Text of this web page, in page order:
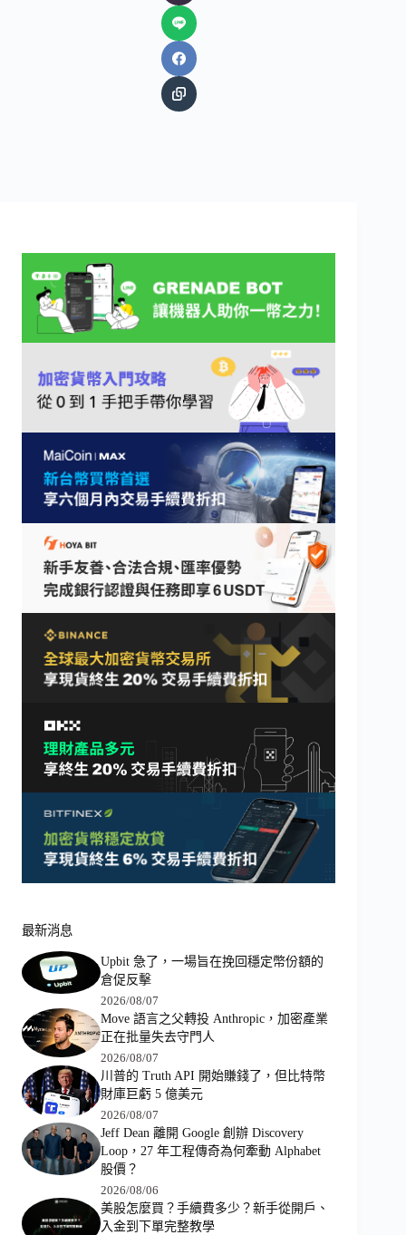
最新消息
Upbit 急了，一場旨在挽回穩定幣份額的
倉促反擊
2026/08/07
Move 語言之父轉投 Anthropic，加密產業
正在批量失去守門人
2026/08/07
川普的 Truth API 開始賺錢了，但比特幣
財庫巨虧 5 億美元
2026/08/07
Jeff Dean 離開 Google 創辦 Discovery
Loop，27 年工程傳奇為何牽動 Alphabet
股價？
2026/08/06
美股怎麼買？手續費多少？新手從開戶、
入金到下單完整教學